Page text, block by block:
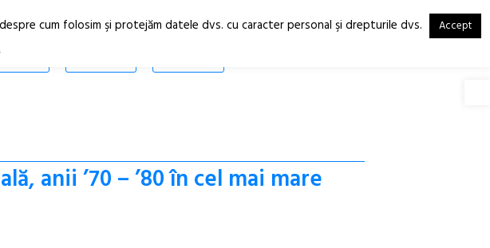
RO
EN
anii ’70 – ’80 în cel mai mare
cum folosim şi protejăm datele dvs. cu caracter personal şi drepturile dvs. Accept